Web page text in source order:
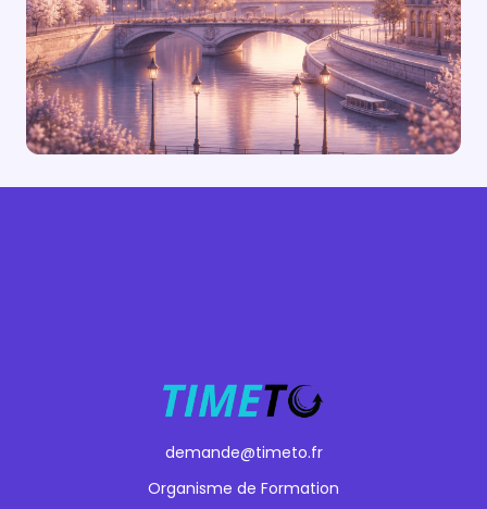
demande@timeto.fr
Organisme de Formation